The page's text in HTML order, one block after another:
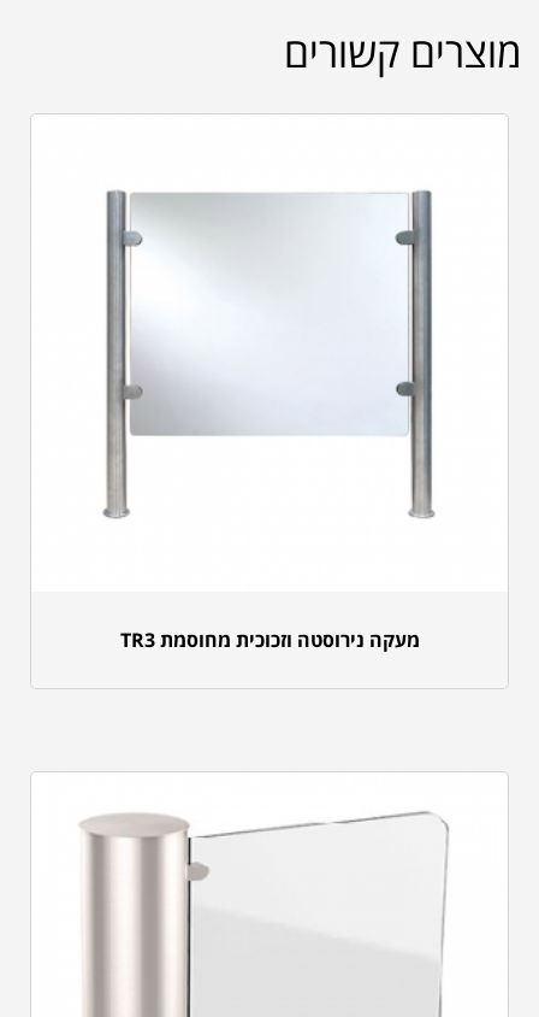
מוצרים קשורים
מעקה נירוסטה וזכוכית מחוסמת TR3